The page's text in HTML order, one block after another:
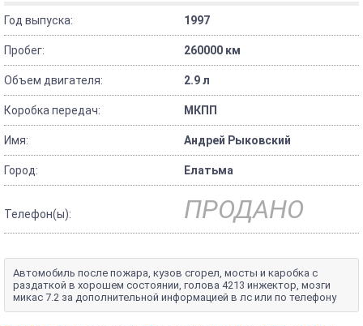
Год выпуска: 1997
Пробег: 260000 км
Объем двигателя: 2.9 л
Коробка передач: МКПП
Имя: Андрей Рыковский
Город: Елатьма
Телефон(ы): ПРОДАНО
Автомобиль после пожара, кузов сгорел, мосты и каробка с
раздаткой в хорошем состоянии, голова 4213 инжектор, мозги
микас 7.2 за дополнительной информацией в лс или по телефону